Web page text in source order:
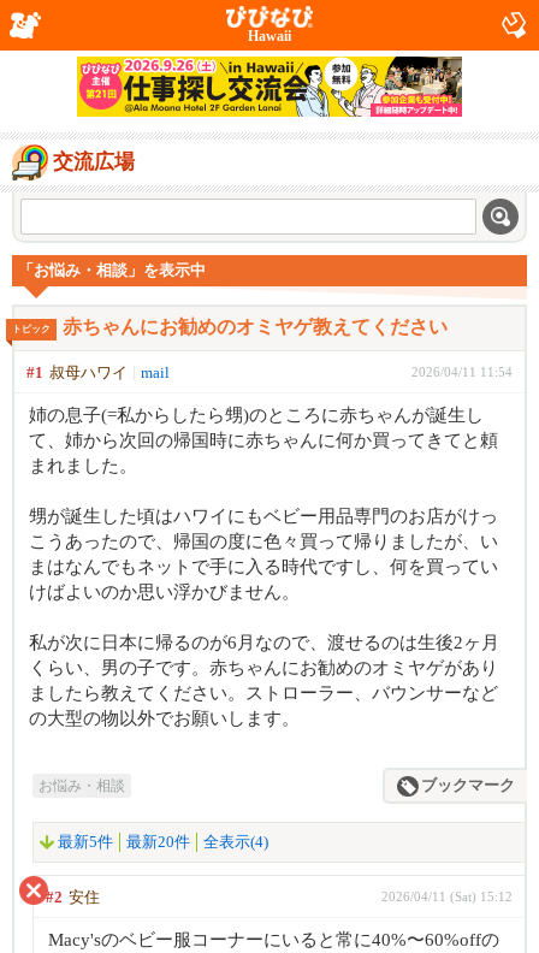
Hawaii
交流広場
「お悩み・相談」を表示中
トピック 赤ちゃんにお勧めのオミヤゲ教えてください
#1 叔母ハワイ mail 2026/04/11 11:54
姉の息子(=私からしたら甥)のところに赤ちゃんが誕生し
て、姉から次回の帰国時に赤ちゃんに何か買ってきてと頼
まれました。
甥が誕生した頃はハワイにもベビー用品専門のお店がけっ
こうあったので、帰国の度に色々買って帰りましたが、い
まはなんでもネットで手に入る時代ですし、何を買ってい
けばよいのか思い浮かびません。
私が次に日本に帰るのが6月なので、渡せるのは生後2ヶ月
くらい、男の子です。赤ちゃんにお勧めのオミヤゲがあり
ましたら教えてください。ストローラー、バウンサーなど
の大型の物以外でお願いします。
お悩み・相談 ブックマーク
最新5件 最新20件 全表示(4)
#2 安住 2026/04/11 (Sat) 15:12
Macy'sのベビー服コーナーにいると常に40%〜60%offの